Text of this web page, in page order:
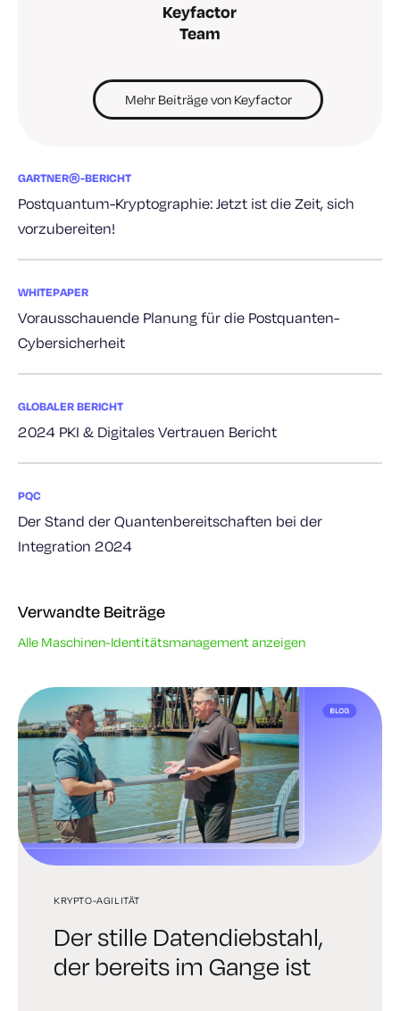
Keyfactor
Team
Mehr Beiträge von Keyfactor
GARTNER®-BERICHT
Postquantum-Kryptographie: Jetzt ist die Zeit, sich
vorzubereiten!
WHITEPAPER
Vorausschauende Planung für die Postquanten-
Cybersicherheit
GLOBALER BERICHT
2024 PKI & Digitales Vertrauen Bericht
PQC
Der Stand der Quantenbereitschaften bei der
Integration 2024
Verwandte Beiträge
Alle Maschinen-Identitätsmanagement anzeigen
KRYPTO-AGILITÄT
Der stille Datendiebstahl,
der bereits im Gange ist
KRYPTO-AGILITÄT
Der Tod, Steuern und
kryptografische Schulden
AI
Warum wir Cofide
übernehmen wollen: